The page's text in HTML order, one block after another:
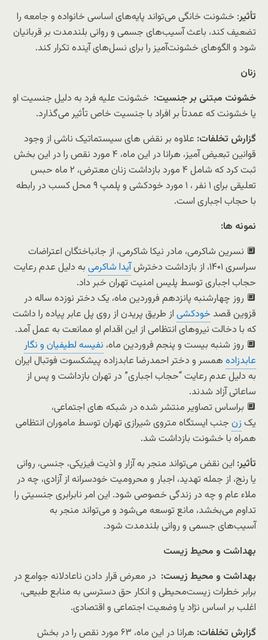
تأثیر: خشونت خانگی می‌تواند پایه‌های اساسی خانواده و جامعه را
تضعیف کند، باعث آسیب‌های جسمی و روانی بلندمدت بر قربانیان
شود و الگوهای خشونت‌آمیز را برای نسل‌های آینده تکرار کند.
زنان
خشونت مبتنی بر جنسیت: خشونت علیه فرد به دلیل جنسیت او
یا خشونت که عمدتاً بر افراد با جنسیت خاص تأثیر می‌گذارد.
گزارش تخلفات: علاوه بر نقض های سیستماتیک ناشی از وجود
قوانین تبعیض آمیز، هرانا در این ماه، ۴ مورد نقص را در این بخش
ثبت کرد که شامل ۴ مورد بازداشت زنان معترض، ۲ ماه حبس
تعلیقی برای ۱ نفر ، ۱ مورد خودکشی و پلمپ ۹ محل کسب در رابطه
با حجاب اجباری است.
نمونه ها:
🔲 نسرین شاکرمی، مادر نیکا شاکرمی، از جانباختگان اعتراضات
سراسری ۱۴۰۱، از بازداشت دخترش
آیدا شاکرمی به دلیل عدم رعایت
حجاب اجباری توسط پلیس امنیت تهران خبر داد.
🔲 روز چهارشنبه پانزدهم فروردین ماه، یک دختر نوزده ساله در
قزوین قصد خودکشی از طریق پریدن از روی پل عابر پیاده را داشت
که با دخالت نیروهای انتظامی از این اقدام او ممانعت به عمل آمد.
🔲 روز شنبه بیست و پنجم فروردین ماه، نفیسه لطیفیان و نگار
عابدزاده همسر و دختر احمدرضا عابدزاده پیشکسوت فوتبال ایران
به دلیل عدم رعایت “حجاب اجباری” در تهران بازداشت و پس از
ساعاتی آزاد شدند.
🔲 براساس تصاویر منتشر شده در شبکه های اجتماعی،
یک زن جنب ایستگاه متروی شیرازی تهران توسط ماموران انتظامی
همراه با خشونت بازداشت شد.
تأثیر: این نقض می‌تواند منجر به آزار و اذیت فیزیکی، جنسی، روانی
یا رنج، از جمله تهدید، اجبار و محرومیت خودسرانه از آزادی، چه در
ملاء عام و چه در زندگی خصوصی شود. این امر نابرابری جنسیتی را
تداوم می‌بخشد، مانع توسعه می‌شود و می‌تواند منجر به
آسیب‌های جسمی و روانی بلندمدت شود.
بهداشت و محیط زیست
بهداشت و محیط زیست: در معرض قرار دادن ناعادلانه جوامع در
برابر خطرات زیست‌محیطی و انکار حق دسترسی به منابع طبیعی،
اغلب بر اساس نژاد یا وضعیت اجتماعی و اقتصادی.
گزارش تخلفات:
هرانا در این ماه، ۶۳ مورد نقص را در بخش